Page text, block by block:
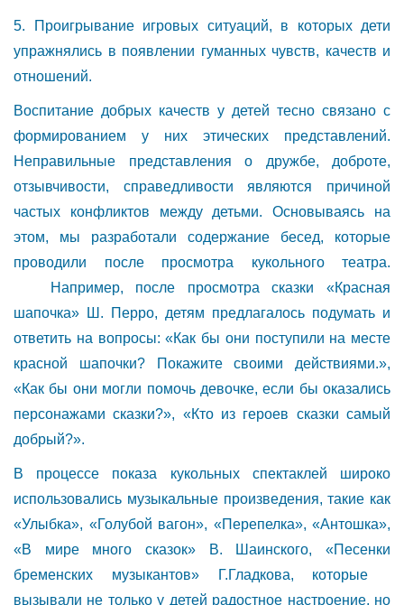
5. Проигрывание игровых ситуаций, в которых дети
упражнялись в появлении гуманных чувств, качеств и
отношений.
Воспитание добрых качеств у детей тесно связано с
формированием у них этических представлений.
Неправильные представления о дружбе, доброте,
отзывчивости, справедливости являются причиной
частых конфликтов между детьми. Основываясь на
этом, мы разработали содержание бесед, которые
проводили после просмотра кукольного театра.
Например, после просмотра сказки «Красная
шапочка» Ш. Перро, детям предлагалось подумать и
ответить на вопросы: «Как бы они поступили на месте
красной шапочки? Покажите своими действиями.»,
«Как бы они могли помочь девочке, если бы оказались
персонажами сказки?», «Кто из героев сказки самый
добрый?».
В процессе показа кукольных спектаклей широко
использовались музыкальные произведения, такие как
«Улыбка», «Голубой вагон», «Перепелка», «Антошка»,
«В мире много сказок» В. Шаинского, «Песенки
бременских музыкантов» Г.Гладкова, которые
вызывали не только у детей радостное настроение, но